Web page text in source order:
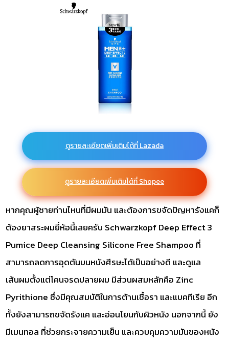
ดูรายละเอียดเพิ่มเติมได้ที่ Lazada
ดูรายละเอียดเพิ่มเติมได้ที่ Shopee
หากคุณผู้ชายท่านไหนที่มีผมมัน และต้องการขจัดปัญหารังแคก็
ต้องยาสระผมยี่ห้อนี้เลยครับ Schwarzkopf Deep Effect 3
Pumice Deep Cleansing Silicone Free Shampoo ที่
สามารถลดการอุดตันบนหนังศีรษะได้เป็นอย่างดี และดูแล
เส้นผมตั้งแต่โคนจรดปลายผม มีส่วนผสมหลักคือ Zinc
Pyrithione ซึ่งมีคุณสมบัติในการต้านเชื้อรา และแบคทีเรีย อีก
ทั้งยังสามารถขจัดรังแค และอ่อนโยนกับผิวหนัง นอกจากนี้ ยัง
มีเมนทอล ที่ช่วยกระจายความเย็น และควบคุมความมันของหนัง